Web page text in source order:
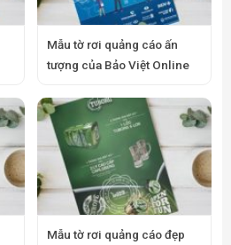
Mẫu tờ rơi quảng cáo ấn
tượng của Bảo Việt Online
Mẫu tờ rơi quảng cáo đẹp